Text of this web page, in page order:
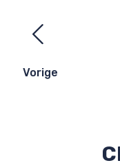
navigatie
Vorige